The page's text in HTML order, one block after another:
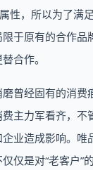
性，所以为了满
于原有的合作品
合作。
曾经固有的消费
主力军看齐，不
业造成影响。唯
仅是对“老客户”